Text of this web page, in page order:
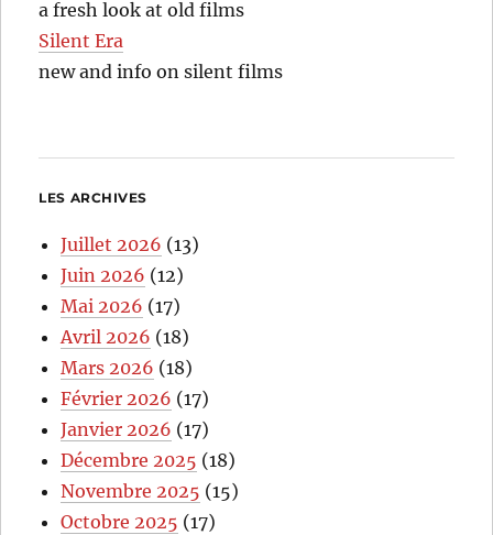
a fresh look at old films
Silent Era
new and info on silent films
LES ARCHIVES
Juillet 2026 (13)
Juin 2026 (12)
Mai 2026 (17)
Avril 2026 (18)
Mars 2026 (18)
Février 2026 (17)
Janvier 2026 (17)
Décembre 2025 (18)
Novembre 2025 (15)
Octobre 2025 (17)